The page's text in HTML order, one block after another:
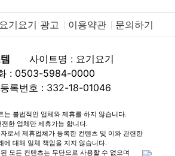
요기요기 광고 이용약관 문의하기
사이트명 : 요기요기
: 0503-5984-0000
록번호 : 332-18-01046
는 불법적인 업체와 제휴를 하지 않습니다.
전한 업체만 제휴가능 합니다.
로서 제휴업체가 등록한 컨텐츠 및 이와 관련한
에 대해 일체 책임을 지지 않습니다.
모든 컨텐츠는 무단으로 사용할 수 없으며